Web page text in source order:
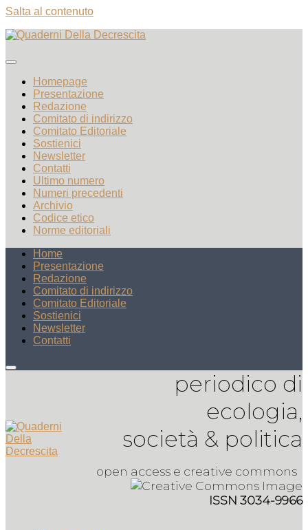
Salta al contenuto
Homepage
Presentazione
Redazione
Comitato di indirizzo
Comitato Editoriale
Sostienici
Newsletter
Contatti
Ultimo numero
Numeri precedenti
Archivio
Codice etico
Norme editoriali
Home
Presentazione
Redazione
Comitato di indirizzo
Comitato Editoriale
Sostienici
Newsletter
Contatti
periodico di
ecologia,
società & politica
open access e creative commons
ISSN 3034-9966